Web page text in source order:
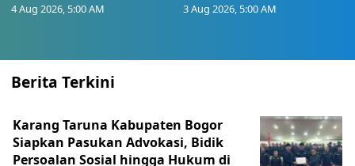
4 Aug 2026, 5:00 AM 3 Aug 2026, 5:00 AM
Berita Terkini
Karang Taruna Kabupaten Bogor
Siapkan Pasukan Advokasi, Bidik
Persoalan Sosial hingga Hukum di